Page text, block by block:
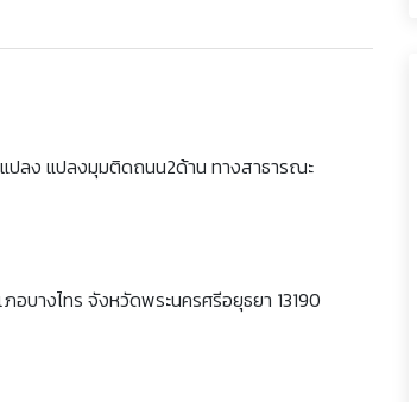
แปลง แปลงมุมติดถนน2ด้าน ทางสาธารณะ
บางไทร จังหวัดพระนครศรีอยุธยา 13190